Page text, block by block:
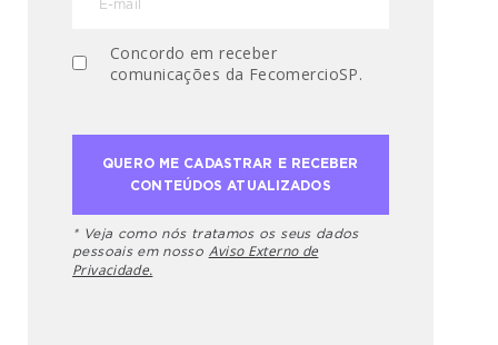
Concordo em receber
comunicações da FecomercioSP.
* Veja como nós tratamos os seus dados
pessoais em nosso Aviso Externo de
Privacidade.